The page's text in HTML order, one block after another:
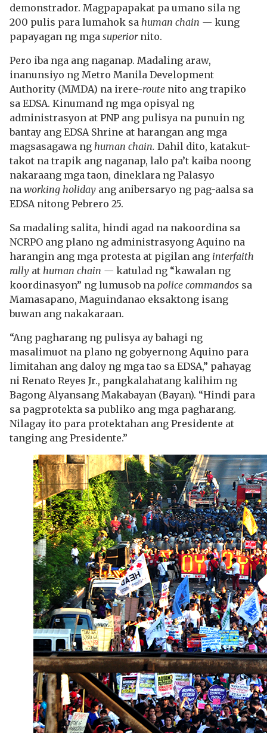
demonstrador. Magpapapakat pa umano sila ng
200 pulis para lumahok sa human chain — kung
papayagan ng mga superior nito.
Pero iba nga ang naganap. Madaling araw,
inanunsiyo ng Metro Manila Development
Authority (MMDA) na irere-route nito ang trapiko
sa EDSA. Kinumand ng mga opisyal ng
administrasyon at PNP ang pulisya na punuin ng
bantay ang EDSA Shrine at harangan ang mga
magsasagawa ng human chain. Dahil dito, katakut-
takot na trapik ang naganap, lalo pa’t kaiba noong
nakaraang mga taon, dineklara ng Palasyo
na working holiday ang anibersaryo ng pag-aalsa sa
EDSA nitong Pebrero 25.
Sa madaling salita, hindi agad na nakoordina sa
NCRPO ang plano ng administrasyong Aquino na
harangin ang mga protesta at pigilan ang interfaith
rally at human chain — katulad ng “kawalan ng
koordinasyon” ng lumusob na police commandos sa
Mamasapano, Maguindanao eksaktong isang
buwan ang nakakaraan.
“Ang pagharang ng pulisya ay bahagi ng
masalimuot na plano ng gobyernong Aquino para
limitahan ang daloy ng mga tao sa EDSA,” pahayag
ni Renato Reyes Jr., pangkalahatang kalihim ng
Bagong Alyansang Makabayan (Bayan). “Hindi para
sa pagprotekta sa publiko ang mga pagharang.
Nilagay ito para protektahan ang Presidente at
tanging ang Presidente.”